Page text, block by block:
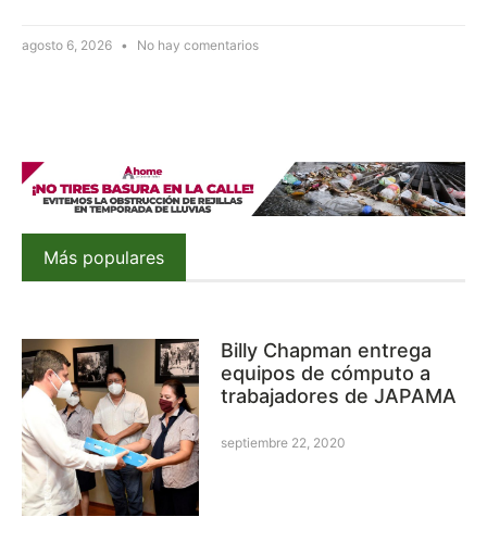
agosto 6, 2026 No hay comentarios
Más populares
Billy Chapman entrega
equipos de cómputo a
trabajadores de JAPAMA
septiembre 22, 2020